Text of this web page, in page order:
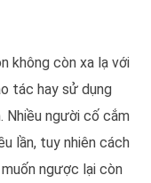
không còn xa lạ với
tác hay sử dụng
Nhiều người cố cắm
lần, tuy nhiên cách
ngược lại còn